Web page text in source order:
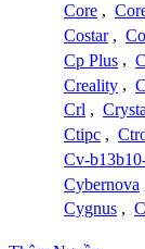
Core ,
Costar ,
Cp Plus ,
Creality ,
Crl ,
Ctipc ,
Cv-
Cybernova
Cygnus ,